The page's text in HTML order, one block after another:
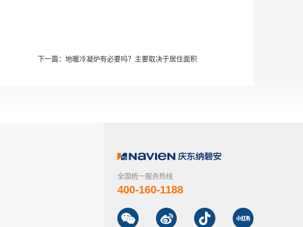
下一篇： 地暖冷凝炉有必要吗？主要取决于居住面积
全国统一服务热线
400-160-1188